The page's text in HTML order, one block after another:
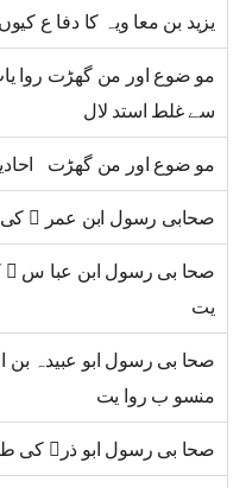
یزید بن معا ویہ کا دفا ع کیوں
مو ضوع اور من گھڑت روا
سے غلط استد لال
مو ضوع اور من گھڑت
صحابی رسول ابن عمر ﷜
صحا بی رسول ابن عبا س
یت
صحا بی رسول ابو عبیدہ
منسو ب روا یت
صحا بی رسول ابو ذر﷜ کی